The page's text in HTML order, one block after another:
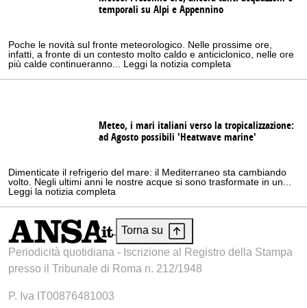
temporali su Alpi e Appennino
Poche le novità sul fronte meteorologico. Nelle prossime ore,
infatti, a fronte di un contesto molto caldo e anticiclonico, nelle ore
più calde continueranno... Leggi la notizia completa
Meteo, i mari italiani verso la tropicalizzazione:
ad Agosto possibili 'Heatwave marine'
Dimenticate il refrigerio del mare: il Mediterraneo sta cambiando
volto. Negli ultimi anni le nostre acque si sono trasformate in un...
Leggi la notizia completa
Torna su
Periodicità quotidiana - Iscrizione al Registro della Stampa
presso il Tribunale di Roma n. 212/1948
P. Iva IT00876481003